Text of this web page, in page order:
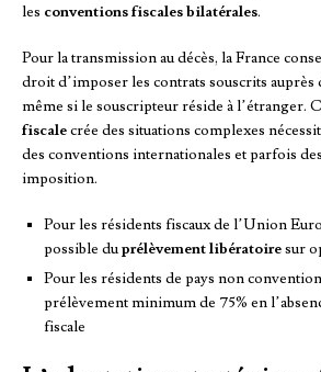
les conventions fiscales bilatérales.
Pour la transmission au décès, la France
droit d’imposer les contrats souscrits auprès
même si le souscripteur réside à l’étranger.
fiscalecrée des situations complexes
des conventions internationales et parfois
imposition.
Pour les résidents fiscaux de l’Union
possible duprélèvement libératoiresur
Pour les résidents de pays non
prélèvement minimum de 75% en
fiscale